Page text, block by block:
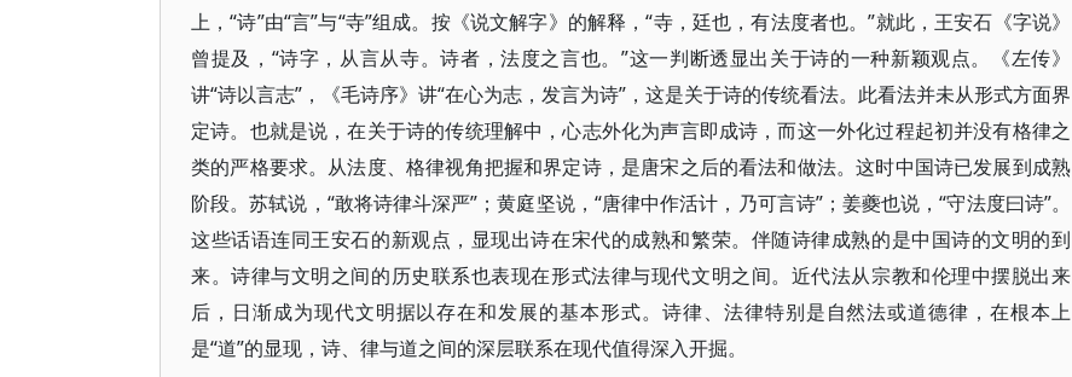
上，“诗”由“言”与“寺”组成。按《说文解字》的解释，“寺，廷也，有法度者也。”就此，王安石《字说》
曾提及，“诗字，从言从寺。诗者，法度之言也。”这一判断透显出关于诗的一种新颖观点。《左传》
讲“诗以言志”，《毛诗序》讲“在心为志，发言为诗”，这是关于诗的传统看法。此看法并未从形式方面界
定诗。也就是说，在关于诗的传统理解中，心志外化为声言即成诗，而这一外化过程起初并没有格律之
类的严格要求。从法度、格律视角把握和界定诗，是唐宋之后的看法和做法。这时中国诗已发展到成熟
阶段。苏轼说，“敢将诗律斗深严”；黄庭坚说，“唐律中作活计，乃可言诗”；姜夔也说，“守法度曰诗”。
这些话语连同王安石的新观点，显现出诗在宋代的成熟和繁荣。伴随诗律成熟的是中国诗的文明的到
来。诗律与文明之间的历史联系也表现在形式法律与现代文明之间。近代法从宗教和伦理中摆脱出来
后，日渐成为现代文明据以存在和发展的基本形式。诗律、法律特别是自然法或道德律，在根本上
是“道”的显现，诗、律与道之间的深层联系在现代值得深入开掘。